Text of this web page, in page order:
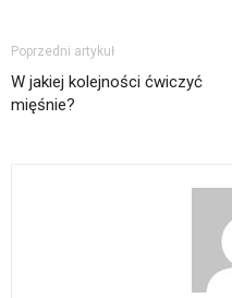
Poprzedni artykuł
W jakiej kolejności ćwiczyć
mięśnie?